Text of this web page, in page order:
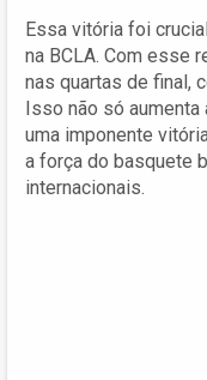
Essa vitória foi
na BCLA. Com esse
nas quartas de final,
Isso não só aumenta
uma imponente
a força do basquete
internacionais.